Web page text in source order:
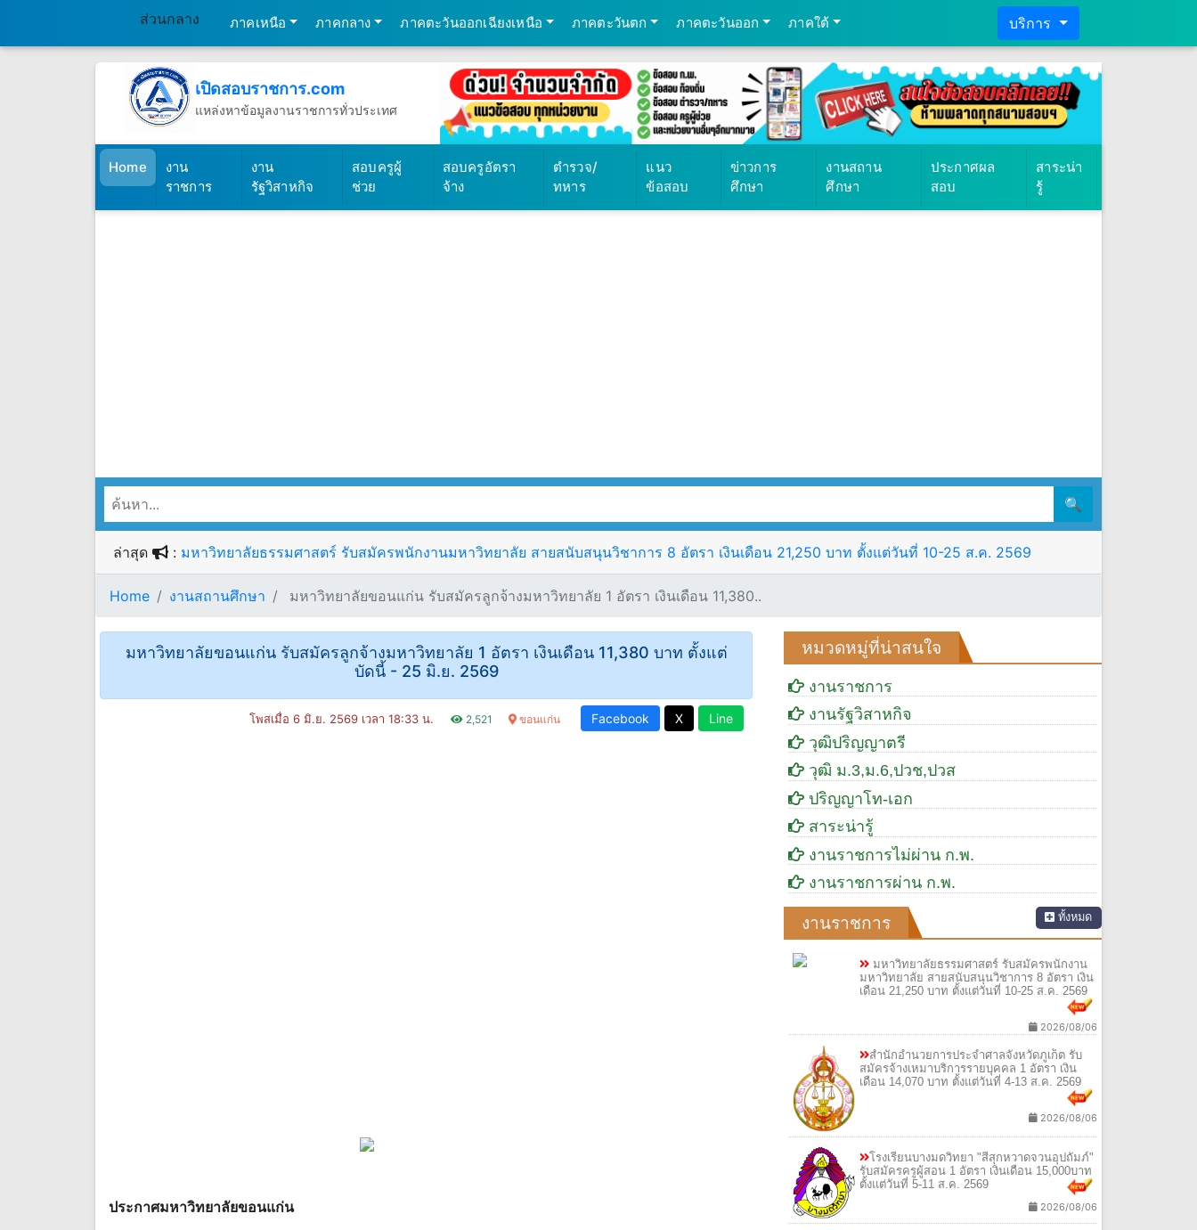
ส่วนกลาง ภาคเหนือ ภาคกลาง ภาคตะวันออกเฉียงเหนือ ภาคตะวันตก ภาคตะวันออก ภาคใต้ บริการ
เปิดสอบราชการ.com
แหล่งหาข้อมูลงานราชการทั่วประเทศ
Home(เปิดสอบราชการ)
งาน
ราชการ
งาน
รัฐวิสาหกิจ
สอบครูผู้
ช่วย
สอบครูอัตรา
จ้าง
ตำรวจ/
ทหาร
แนว
ข้อสอบ
ข่าวการ
ศึกษา
งานสถาน
ศึกษา
ประกาศผล
สอบ
สาระน่า
รู้
🔍
ล่าสุด : มหาวิทยาลัยธรรมศาสตร์ รับสมัครพนักงานมหาวิทยาลัย สายสนับสนุนวิชาการ 8 อัตรา เงินเดือน 21,250 บาท ตั้งแต่วันที่ 10-25 ส.ค. 2569
Home งานสถานศึกษา มหาวิทยาลัยขอนแก่น รับสมัครลูกจ้างมหาวิทยาลัย 1 อัตรา เงินเดือน 11,380..
มหาวิทยาลัยขอนแก่น รับสมัครลูกจ้างมหาวิทยาลัย 1 อัตรา เงินเดือน 11,380 บาท ตั้งแต่
บัดนี้ - 25 มิ.ย. 2569
โพสเมื่อ 6 มิ.ย. 2569 เวลา 18:33 น. 2,521 ขอนแก่น Facebook X Line
ประกาศมหาวิทยาลัยขอนแก่น
หมวดหมู่ที่น่าสนใจ
งานราชการ
งานรัฐวิสาหกิจ
วุฒิปริญญาตรี
วุฒิ ม.3,ม.6,ปวช,ปวส
ปริญญาโท-เอก
สาระน่ารู้
งานราชการไม่ผ่าน ก.พ.
งานราชการผ่าน ก.พ.
งานราชการ ทั้งหมด
มหาวิทยาลัยธรรมศาสตร์ รับสมัครพนักงาน
มหาวิทยาลัย สายสนับสนุนวิชาการ 8 อัตรา เงิน
เดือน 21,250 บาท ตั้งแต่วันที่ 10-25 ส.ค. 2569
2026/08/06
สำนักอำนวยการประจำศาลจังหวัดภูเก็ต รับ
สมัครจ้างเหมาบริการรายบุคคล 1 อัตรา เงิน
เดือน 14,070 บาท ตั้งแต่วันที่ 4-13 ส.ค. 2569
2026/08/06
โรงเรียนบางมดวิทยา "สีสุกหวาดจวนอุปถัมภ์"
รับสมัครครูผู้สอน 1 อัตรา เงินเดือน 15,000บาท
ตั้งแต่วันที่ 5-11 ส.ค. 2569
2026/08/06